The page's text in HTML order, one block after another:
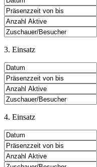
3. Einsatz
4. Einsatz